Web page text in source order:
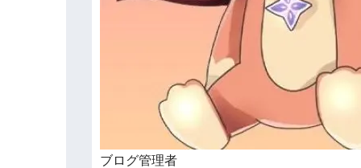
ブログ管理者